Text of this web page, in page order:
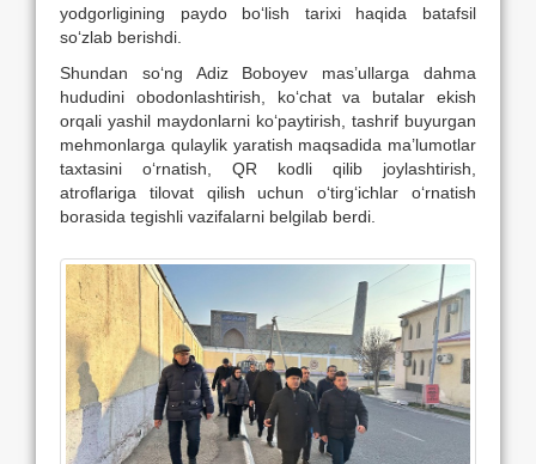
yodgorligining paydo bo‘lish tarixi haqida batafsil
so‘zlab berishdi.
Shundan so‘ng Adiz Boboyev mas’ullarga dahma
hududini obodonlashtirish, ko‘chat va butalar ekish
orqali yashil maydonlarni ko‘paytirish, tashrif buyurgan
mehmonlarga qulaylik yaratish maqsadida ma’lumotlar
taxtasini o‘rnatish, QR kodli qilib joylashtirish,
atroflariga tilovat qilish uchun o‘tirg‘ichlar o‘rnatish
borasida tegishli vazifalarni belgilab berdi.